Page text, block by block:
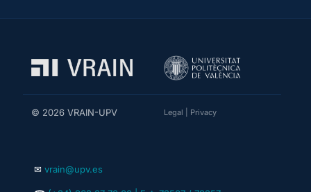
© 2026 VRAIN-UPV Legal Privacy
✉ vrain@upv.es